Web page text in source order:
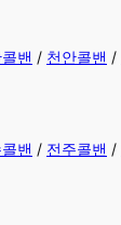
밴 / 천안콜밴 /
밴 / 전주콜밴 /